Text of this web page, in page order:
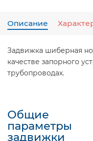
Описание
Задвижка шиберная
качестве запорного
трубопроводах.
Общие
параметры
задвижки